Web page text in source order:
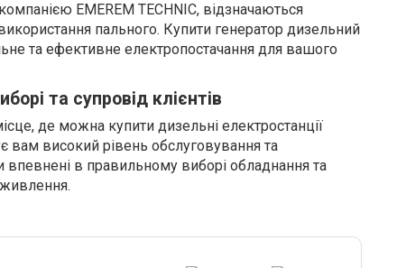
EMEREM TECHNIC, відзначаються
пального. Купити генератор дизельний
та ефективне електропостачання для вашого
та супровід клієнтів
де можна купити дизельні електростанції
вам високий рівень обслуговування та
в правильному виборі обладнання та